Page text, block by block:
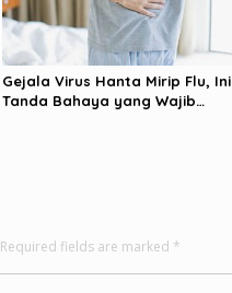
Gejala Virus Hanta Mirip Flu, Ini
Tanda Bahaya yang Wajib
Required fields are marked *